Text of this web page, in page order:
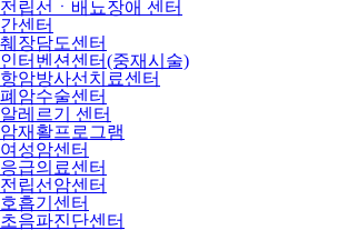
전립선ㆍ배뇨장애 센터
간센터
췌장담도센터
인터벤션센터(중재시술)
항암방사선치료센터
폐암수술센터
알레르기 센터
암재활프로그램
여성암센터
응급의료센터
전립선암센터
호흡기센터
초음파진단센터